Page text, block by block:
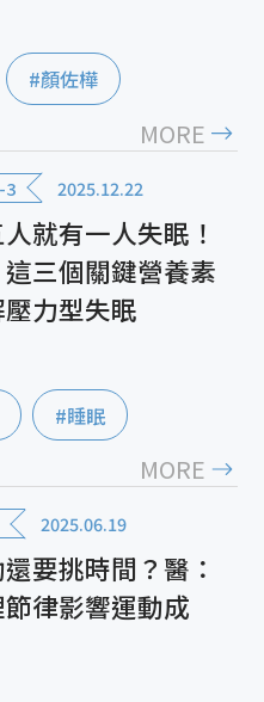
#顏佐樺
MORE
3 2025.12.22
就有一人失眠！
三個關鍵營養素
力型失眠
#睡眠
MORE
2025.06.19
要挑時間？醫：
律影響運動成